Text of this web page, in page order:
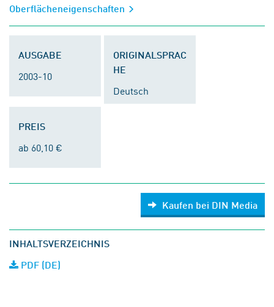
Oberflächeneigenschaften
AUSGABE
2003-10
ORIGINALSPRAC
HE
Deutsch
PREIS
ab 60,10 €
Kaufen bei DIN Media
INHALTSVERZEICHNIS
PDF (DE)